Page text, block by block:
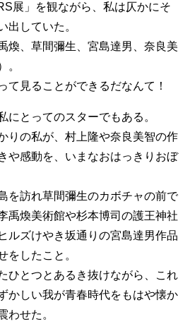
展」を観ながら、私は仄かにそ
出していた。
煥、草間彌生、宮島達男、奈良美
。
て見ることができるだなんて！
にとってのスターでもある。
りの私が、村上隆や奈良美智の作
や感動を、いまなおはっきりおぼ
を訪れ草間彌生のカボチャの前で
禹煥美術館や杉本博司の護王神社
ルズけやき坂通りの宮島達男作品
をしたこと。
ひとつとあるき抜けながら、これ
かしい我が青春時代をもはや懐か
わせた。